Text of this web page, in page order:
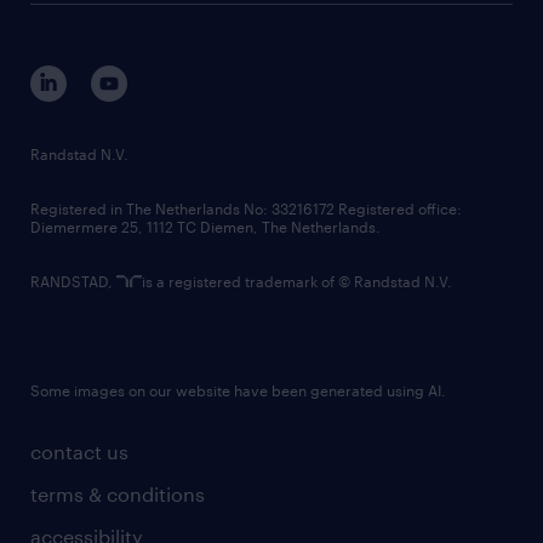
corporate governance
randstad innovation fund
country websites
contact us
terms & conditions
accessibility
Randstad N.V.
Registered in The Netherlands No: 33216172 Registered office:
Diemermere 25, 1112 TC Diemen, The Netherlands.
RANDSTAD, is a registered trademark of © Randstad N.V.
Some images on our website have been generated using AI.